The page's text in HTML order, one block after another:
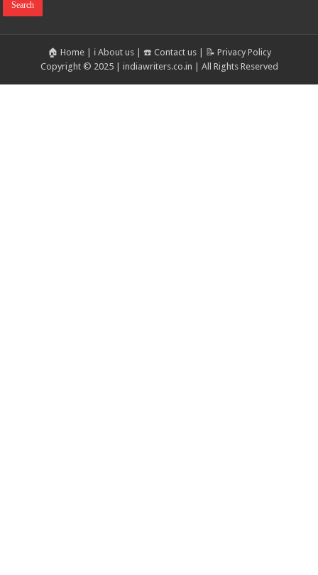
🏠 Home| ℹ️ About us| ☎️ Contact us|
📝 Privacy Policy
Copyright © 2025 | indiawriters.co.in | All Rights Reserved